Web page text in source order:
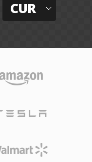
CUR